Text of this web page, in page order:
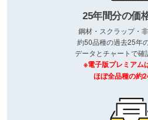
25年間分の価
鋼材・スクラップ・
約50品種の過去25年
データとチャートで確
※電子版プレミアム
ほぼ全品種の約